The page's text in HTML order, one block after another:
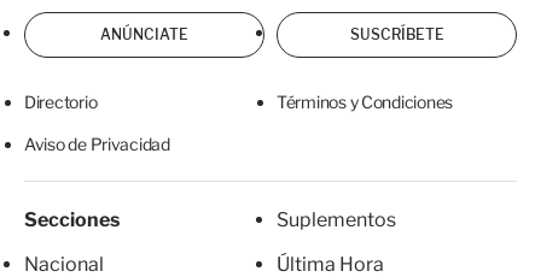
ANÚNCIATE SUSCRÍBETE
Directorio Términos y Condiciones
Aviso de Privacidad
Secciones
Nacional
Suplementos
Última Hora